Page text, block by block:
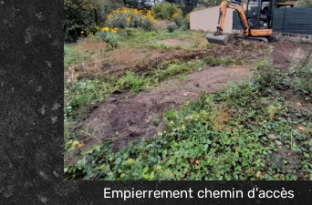
Empierrement chemin d'accès